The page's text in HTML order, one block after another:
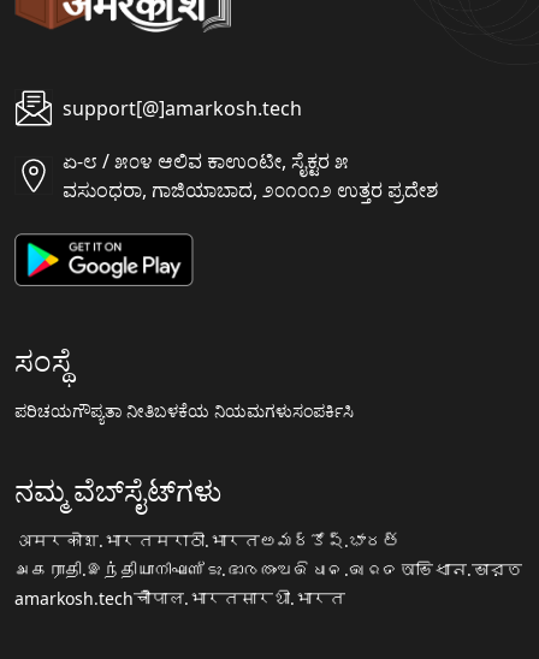
support[@]amarkosh.tech
ಏ-೮ / ೫೦೪ ಆಲಿವ ಕಾಉಂಟೀ, ಸೈಕ್ಟರ ೫
ವಸುಂಧರಾ, ಗಾಜಿಯಾಬಾದ, ೨೦೧೦೧೨ ಉತ್ತರ ಪ್ರದೇಶ
ಸಂಸ್ಥೆ
ಪರಿಚಯಗೌಪ್ಯತಾ ನೀತಿಬಳಕೆಯ ನಿಯಮಗಳುಸಂಪರ್ಕಿಸಿ
ನಮ್ಮ ವೆಬ್‌ಸೈಟ್‌ಗಳು
अमरकोश.भारतमराठी.भारतఅమర్కోష్.భారత్
அகராதி.இந்தியாനിഘണ്ടു.ഭാരതംଅଭିଧାନ.ଭାରତ অভিধান.ভারত
amarkosh.techचौपाल.भारतसारथी.भारत